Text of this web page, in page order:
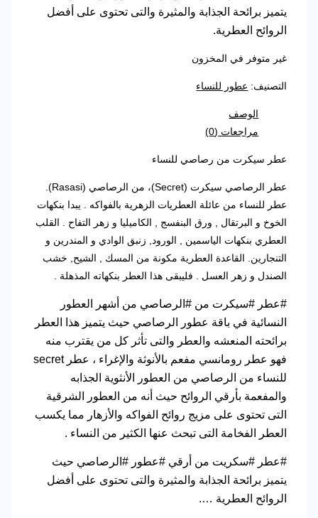
يتميز برائحة الجذابة والمثيرة والتى تحتوى على أفضل
الروائح العطرية.
غير متوفر في المخزون
التصنيف: عطور للنساء
الوصف
مراجعات (0)
عطر سيكرت من رصاصي للنساء
عطر الرصاصي سيكرت (Secret)، من الرصاصي (Rasasi).
عطر للنساء من عائلة العطريات الزهرية بالفواكه . يبدا بنكهات
الخوخ و البرتقال , ورق البنفسج , الكاميليا و زهر التفاح . القلب
العطري بنكهات الياسمين , الورود, زنبق الوادي و المندرين و
التنجارين. القاعدة العطرية مكونة من المسك , الشيح, خشب
الصندل و زهر العسل . فليبقى هذا العطر بنكهاته المذهلة .
#عطر #سيكرت من #الرصاصي من أشهر العطور
النسائية في باقة عطور الرصاصي حيث يتميز هذا العطر
برائحته المنعشه والعطر والتى تأثر كل من يقترب منه
فهو عطر رومانسي مفعم بالأنوثة والإغراء ، عطر secret
للنساء من الرصاصي من العطور الأنثوية الجذابه
والمفعمة بأرقي الروائح حيث أنه من العطور الشرقية
التى تحتوى على مزيج روائح الفواكه والأزهار مما يكسب
العطر الفخامة التى تبحث عنها الكثير من النساء .
#عطر #سكريت من أرقي #عطور #الرصاصي حيث
يتميز برائحة الجذابة والمثيرة والتى تحتوى على أفضل
الروائح العطرية ….